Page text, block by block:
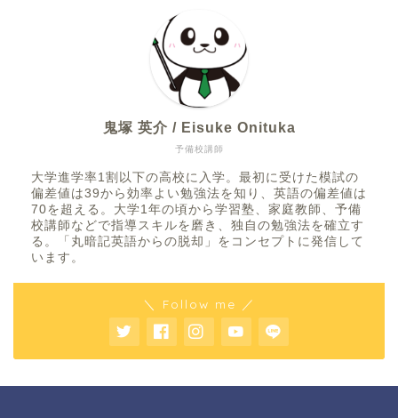
予備校講師
鬼塚 英介 / Eisuke Onituka
大学進学率1割以下の高校に入学。最初に受けた模試の
偏差値は39から効率よい勉強法を知り、英語の偏差値は
70を超える。大学1年の頃から学習塾、家庭教師、予備
校講師などで指導スキルを磨き、独自の勉強法を確立す
る。「丸暗記英語からの脱却」をコンセプトに発信して
います。
＼ Follow me ／